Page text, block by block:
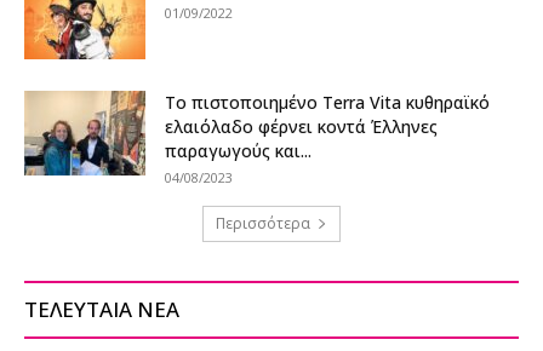
01/09/2022
Το πιστοποιημένο Terra Vita κυθηραϊκό
ελαιόλαδο φέρνει κοντά Έλληνες
παραγωγούς και...
04/08/2023
Περισσότερα
ΤΕΛΕΥΤΑΙΑ ΝΕΑ